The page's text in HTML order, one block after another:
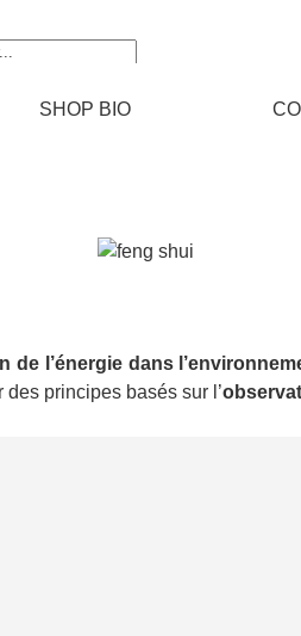
SHOP BIO
de l’énergie dans
principes basés sur l’